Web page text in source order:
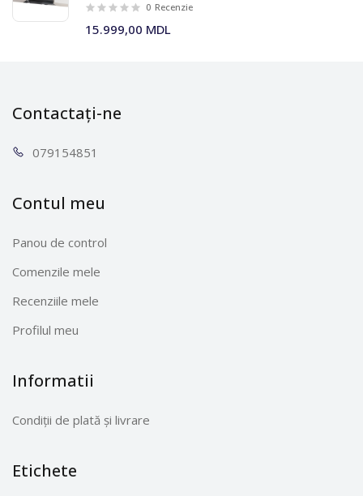
0 Recenzie
15.999,00 MDL
Contactați-ne
0791 54851
Contul meu
Panou de control
Comenzile mele
Recenziile mele
Profilul meu
Informatii
Condiții de plată și livrare
Etichete